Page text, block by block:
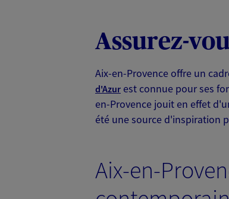
Clement
4t Av Malherbe, 13100
Horaires : Ouvert
de 10:00 à 12:00puis de
Assurez-
Aix-en-Provence offre un
d'Azur est connue pour ses
en-Provence jouit en effet
été une source d'inspiration
Aix-en-